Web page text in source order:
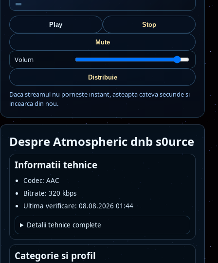
Play Stop
Mute
Volum
Distribuie
Daca streamul nu porneste instant, asteapta cateva secunde si
incearca din nou.
Despre Atmospheric dnb s0urce
Informatii tehnice
Codec: AAC
Bitrate: 320 kbps
Ultima verificare: 08.08.2026 01:44
Detalii tehnice complete
Categorie si profil